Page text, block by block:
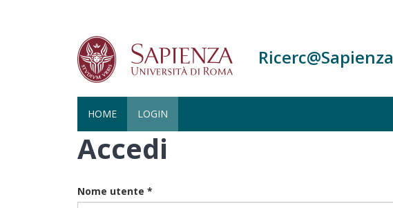
Ricerc@Sapienza
HOME LOGIN
Accedi
Nome utente *